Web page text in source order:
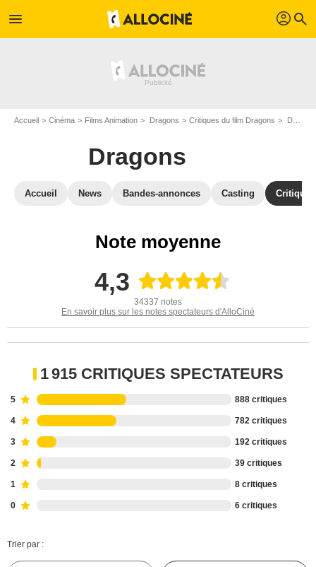
menu profil search
Accueil Cinéma Films Animation Dragons Critiques du film Dragons Derniers Avis sur Dragons
Dragons
Accueil News Bandes-annonces Casting
Note moyenne
4,3
34337 notes
En savoir plus sur les notes spectateurs d'AlloCiné
1 915 CRITIQUES SPECTATEURS
5 888 critiques
4 782 critiques
3 192 critiques
2 39 critiques
1 8 critiques
0 6 critiques
Trier par :